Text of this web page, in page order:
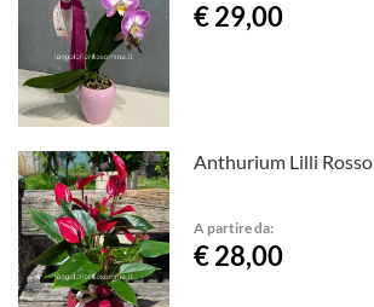
€ 29,00
Anthurium Lilli Rosso
A partire da:
€ 28,00